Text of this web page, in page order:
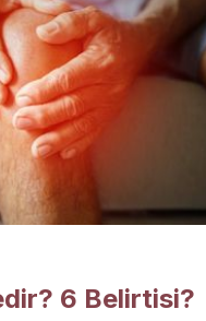
6 Belirtisi?